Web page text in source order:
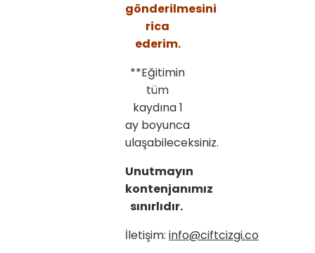
gönderilmesini
rica
ederim.
**Eğitimin
tüm
kaydına 1
ay boyunca
ulaşabileceksiniz.
Unutmayın
kontenjanımız
sınırlıdır.
İletişim: info@ciftcizgi.co